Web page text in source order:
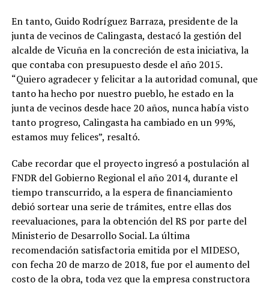
En tanto, Guido Rodríguez Barraza, presidente de la
junta de vecinos de Calingasta, destacó la gestión del
alcalde de Vicuña en la concreción de esta iniciativa, la
que contaba con presupuesto desde el año 2015.
“Quiero agradecer y felicitar a la autoridad comunal, que
tanto ha hecho por nuestro pueblo, he estado en la
junta de vecinos desde hace 20 años, nunca había visto
tanto progreso, Calingasta ha cambiado en un 99%,
estamos muy felices”, resaltó.
Cabe recordar que el proyecto ingresó a postulación al
FNDR del Gobierno Regional el año 2014, durante el
tiempo transcurrido, a la espera de financiamiento
debió sortear una serie de trámites, entre ellas dos
reevaluaciones, para la obtención del RS por parte del
Ministerio de Desarrollo Social. La última
recomendación satisfactoria emitida por el MIDESO,
con fecha 20 de marzo de 2018, fue por el aumento del
costo de la obra, toda vez que la empresa constructora